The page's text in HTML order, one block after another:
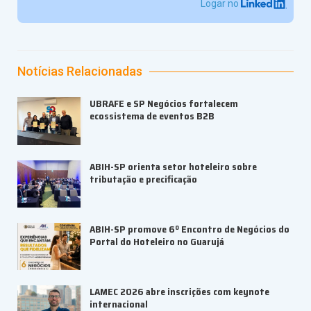
Logar no
Notícias Relacionadas
UBRAFE e SP Negócios fortalecem
ecossistema de eventos B2B
ABIH-SP orienta setor hoteleiro sobre
tributação e precificação
ABIH-SP promove 6º Encontro de Negócios do
Portal do Hoteleiro no Guarujá
LAMEC 2026 abre inscrições com keynote
internacional